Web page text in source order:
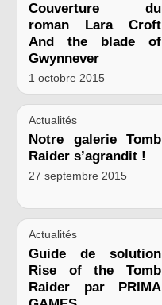
Couverture du
roman Lara Croft
And the blade of
Gwynnever
1 octobre 2015
Actualités
Notre galerie Tomb
Raider s’agrandit !
27 septembre 2015
Actualités
Guide de solution
Rise of the Tomb
Raider par PRIMA